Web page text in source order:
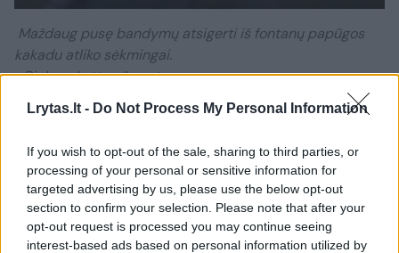
Lrytas.lt - Do Not Process My Personal Information
If you wish to opt-out of the sale, sharing to third parties, or
processing of your personal or sensitive information for
targeted advertising by us, please use the below opt-out
section to confirm your selection. Please note that after your
opt-out request is processed you may continue seeing
interest-based ads based on personal information utilized by
Maždaug pusę bandymų atsigerti iš fontanų papūgos
kakadu atliko sėkmingai.
„Biology Letters“ nuotr.
prasidėjo kaip individuali naujovė, o vėliau
paplito vietos populiacijoje stebint kitus
paukščius. Tačiau atskiros papūgos turi
susigalvojusios skirtingus fontano naudojimo